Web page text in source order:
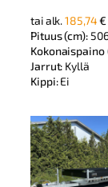
tai alk.185,74€
Pituus (cm):
Kokonaispaino
Jarrut: Kyllä
Kippi:Ei